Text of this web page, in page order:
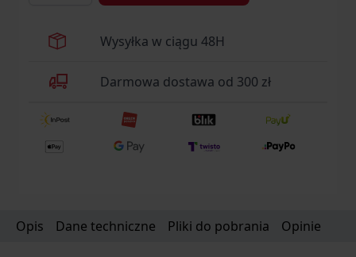
Wysyłka w ciągu 48H
Darmowa dostawa od 300 zł
Opis Dane techniczne Pliki do pobrania Opinie